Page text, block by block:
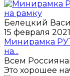
Белецкий
15 февраля
Минирамка РУТ
на...
Всем
Это хорошее